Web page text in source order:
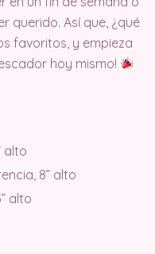
querido. Así que, ¿qué
favoritos, y empieza
hoy mismo!
alto
8” alto
alto